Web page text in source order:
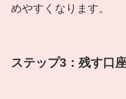
めやすくなります。
ステップ3：残す口